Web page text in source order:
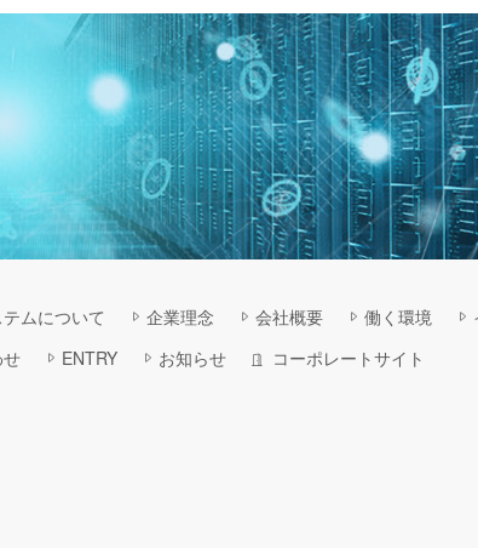
ムについて 企業理念 会社概要 働く環境
ENTRY お知らせ コーポレートサイト